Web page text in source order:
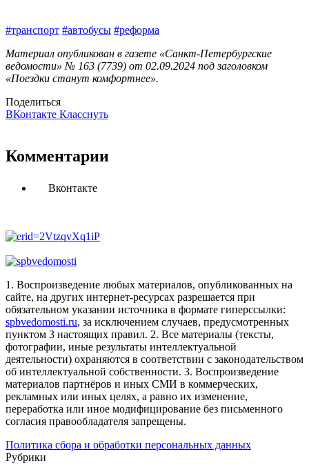
#транспорт #автобусы #реформа
Материал опубликован в газете «Санкт-Петербургские
ведомости» № 163 (7739) от 02.09.2024 под заголовком
«Поездки станут комфортнее».
Поделиться
ВКонтакте Класснуть
Комментарии
Вконтакте
1. Воспроизведение любых материалов, опубликованных на
сайте, на других интернет-ресурсах разрешается при
обязательном указании источника в формате гиперссылки:
spbvedomosti.ru, за исключением случаев, предусмотренных
пунктом 3 настоящих правил. 2. Все материалы (тексты,
фотографии, иные результаты интеллектуальной
деятельности) охраняются в соответствии с законодательством
об интеллектуальной собственности. 3. Воспроизведение
материалов партнёров и иных СМИ в коммерческих,
рекламных или иных целях, а равно их изменение,
переработка или иное модифицирование без письменного
согласия правообладателя запрещены.
Политика сбора и обработки персональных данных
Рубрики